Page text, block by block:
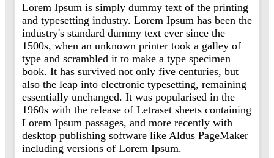
Lorem Ipsum is simply dummy text of the printing
and typesetting industry. Lorem Ipsum has been the
industry's standard dummy text ever since the
1500s, when an unknown printer took a galley of
type and scrambled it to make a type specimen
book. It has survived not only five centuries, but
also the leap into electronic typesetting, remaining
essentially unchanged. It was popularised in the
1960s with the release of Letraset sheets containing
Lorem Ipsum passages, and more recently with
desktop publishing software like Aldus PageMaker
including versions of Lorem Ipsum.